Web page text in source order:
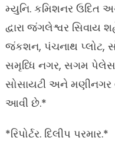
મ્યુનિ. કમિશનર ઉદિત
દ્વારા જંગલેશ્વર સિવાય
જંકશન, પંચનાથ પ્લોટ,
સમૃધ્ધિ નગર, સગમ પેલેસ,
સોસાયટી અને મણીનગર
આવી છે.*
*રિપોર્ટર. દિલીપ પરમાર.*